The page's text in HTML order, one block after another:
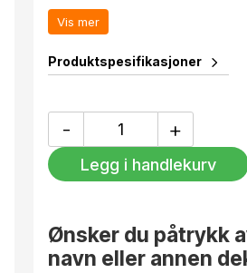
Vis mer
Produktspesifikasjoner
-
med
lokk
Lemon
+
Legg i handlekurv
Ønsker du påtrykk
navn eller annen